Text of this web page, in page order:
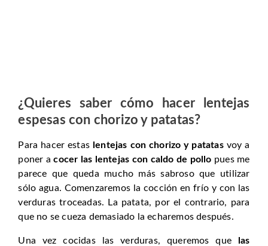
¿Quieres saber cómo hacer lentejas
espesas con chorizo y patatas?
Para hacer estas lentejas con chorizo y patatasvoy a
poner acocer las lentejas con caldo de pollo pues me
parece que queda mucho más sabroso que utilizar
sólo agua. Comenzaremos la cocción en frío y con las
verduras troceadas. La patata, por el contrario, para
que no se cueza demasiado la echaremos después.
Una vez cocidas las verduras, queremos que
las